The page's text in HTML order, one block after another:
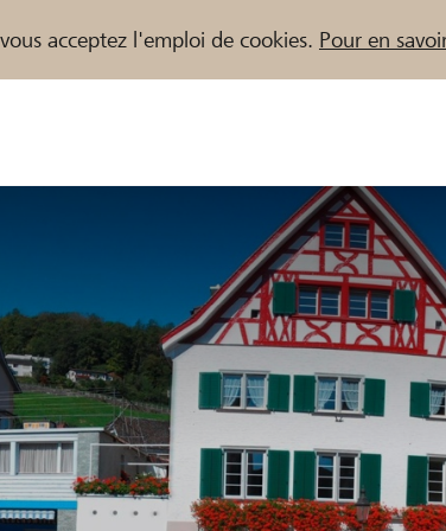
acceptez l'emploi de cookies. Pour en